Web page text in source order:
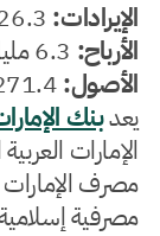
الإيرادات:
الأرباح:
الأصول:
يعدبنك
الإمارات
مصرف الإمارات
مصرفية